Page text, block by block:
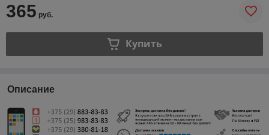
365 руб.
Купить
Описание